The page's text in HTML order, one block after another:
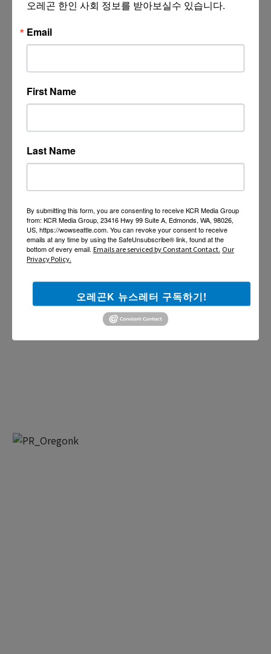
오레곤 한인 사회 정보를 받아보실수 있습니다.
Email
First Name
Last Name
By submitting this form, you are consenting to receive KCR Media Group
from: KCR Media Group, 23416 Hwy 99 Suite A, Edmonds, WA, 98026,
US, https://wowseattle.com. You can revoke your consent to receive
emails at any time by using the SafeUnsubscribe® link, found at the
bottom of every email. Emails are serviced by Constant Contact. Our
Privacy Policy.
오레곤K 뉴스레터 구독하기!